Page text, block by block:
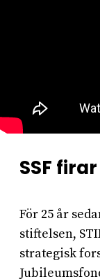
SSF
För 25 år
stiftelsen,
strategisk